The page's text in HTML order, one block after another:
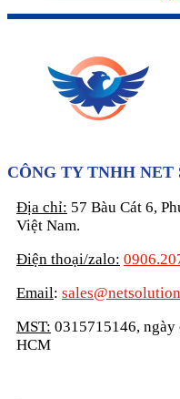
CÔNG TY TNHH NET
Địa chỉ: 57 Bàu Cát 6,
Việt Nam.
Điện thoại/zalo:
Email:
MST: 0315715146, ngày
HCM